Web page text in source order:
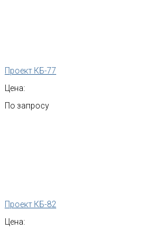
Проект КБ-77
Цена:
По запросу
Проект КБ-82
Цена: